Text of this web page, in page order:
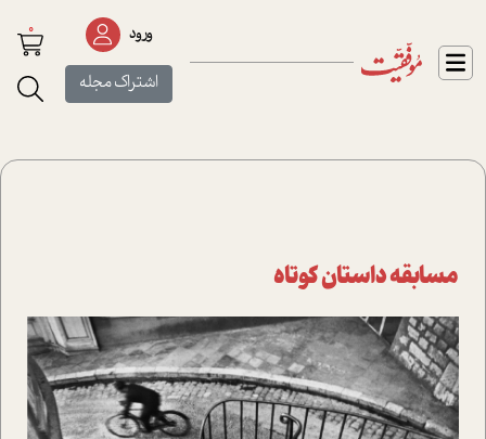
ورود
اشتراک مجله
0
مسابقه داستان کوتاه